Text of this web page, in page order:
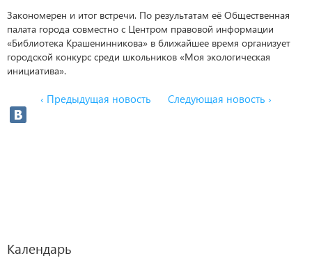
Закономерен и итог встречи. По результатам её Общественная
палата города совместно с Центром правовой информации
«Библиотека Крашенинникова» в ближайшее время организует
городской конкурс среди школьников «Моя экологическая
инициатива».
‹ Предыдущая новость Следующая новость ›
Календарь